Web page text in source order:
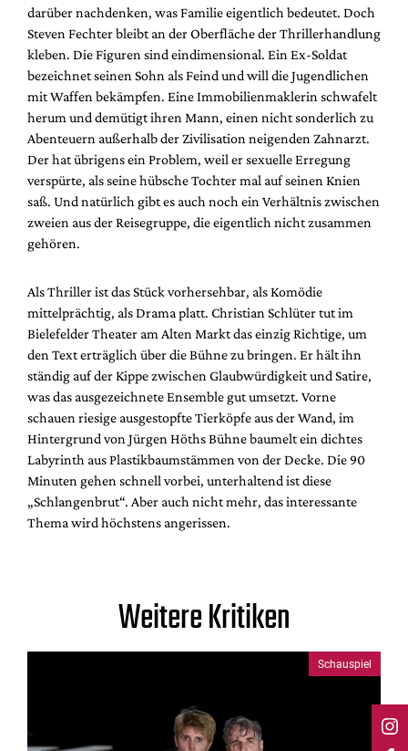
darüber nachdenken, was Familie eigentlich bedeutet. Doch
Steven Fechter bleibt an der Oberfläche der Thrillerhandlung
kleben. Die Figuren sind eindimensional. Ein Ex-Soldat
bezeichnet seinen Sohn als Feind und will die Jugendlichen
mit Waffen bekämpfen. Eine Immobilienmaklerin schwafelt
herum und demütigt ihren Mann, einen nicht sonderlich zu
Abenteuern außerhalb der Zivilisation neigenden Zahnarzt.
Der hat übrigens ein Problem, weil er sexuelle Erregung
verspürte, als seine hübsche Tochter mal auf seinen Knien
saß. Und natürlich gibt es auch noch ein Verhältnis zwischen
zweien aus der Reisegruppe, die eigentlich nicht zusammen
gehören.
Als Thriller ist das Stück vorhersehbar, als Komödie
mittelprächtig, als Drama platt. Christian Schlüter tut im
Bielefelder Theater am Alten Markt das einzig Richtige, um
den Text erträglich über die Bühne zu bringen. Er hält ihn
ständig auf der Kippe zwischen Glaubwürdigkeit und Satire,
was das ausgezeichnete Ensemble gut umsetzt. Vorne
schauen riesige ausgestopfte Tierköpfe aus der Wand, im
Hintergrund von Jürgen Höths Bühne baumelt ein dichtes
Labyrinth aus Plastikbaumstämmen von der Decke. Die 90
Minuten gehen schnell vorbei, unterhaltend ist diese
„Schlangenbrut“. Aber auch nicht mehr, das interessante
Thema wird höchstens angerissen.
Weitere Kritiken
Schauspiel